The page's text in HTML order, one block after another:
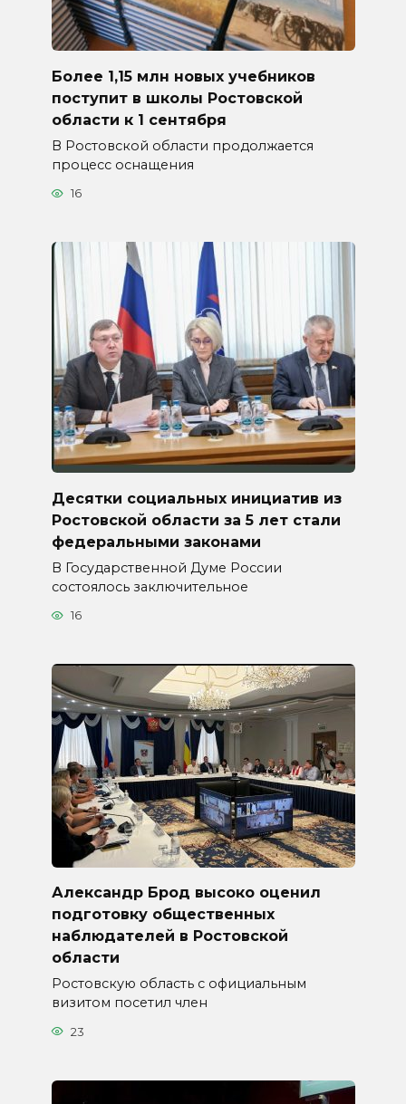
Более 1,15 млн новых учебников
поступит в школы Ростовской
области к 1 сентября
В Ростовской области продолжается
процесс оснащения
16
Десятки социальных инициатив из
Ростовской области за 5 лет стали
федеральными законами
В Государственной Думе России
состоялось заключительное
16
Александр Брод высоко оценил
подготовку общественных
наблюдателей в Ростовской
области
Ростовскую область с официальным
визитом посетил член
23